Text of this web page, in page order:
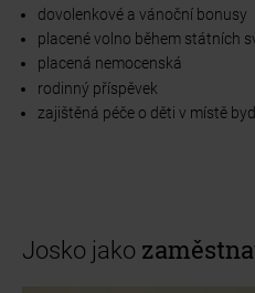
dovolenkové a vánoční bonusy
placené volno během státních
placená nemocenská
rodinný příspěvek
zajištěná péče o děti v místě
Josko jako